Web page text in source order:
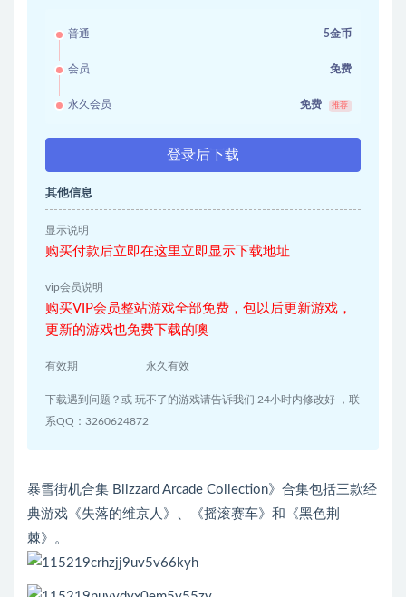
普通 5金币
会员 免费
永久会员 免费 推荐
登录后下载
其他信息
显示说明
购买付款后立即在这里立即显示下载地址
vip会员说明
购买VIP会员整站游戏全部免费，包以后更新游戏，
更新的游戏也免费下载的噢
有效期 永久有效
下载遇到问题？或 玩不了的游戏请告诉我们 24小时内修改好 ，联
系QQ：3260624872
暴雪街机合集 Blizzard Arcade Collection》合集包括三款经
典游戏《失落的维京人》、《摇滚赛车》和《黑色荆
棘》。